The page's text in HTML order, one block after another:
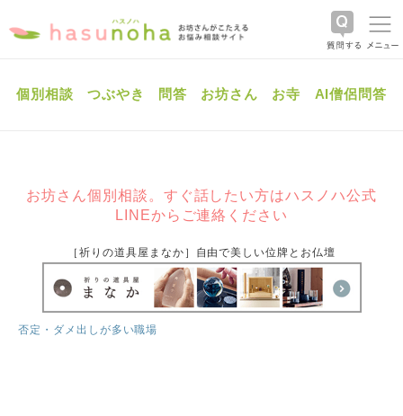
個別相談 つぶやき 問答 お坊さん お寺 AI僧侶問答
お坊さん個別相談。すぐ話したい方はハスノハ公式
LINEからご連絡ください
［祈りの道具屋まなか］自由で美しい位牌とお仏壇
否定・ダメ出しが多い職場